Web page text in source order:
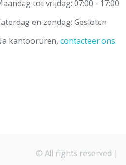
tot vrijdag: 07:00 - 17:00
en zondag: Gesloten
kantooruren, contacteer ons.
© All rights reserved |